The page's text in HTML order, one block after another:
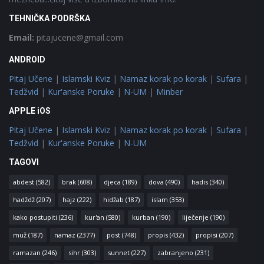
TEHNIČKA PODRŠKA
Email: pitajucene@gmail.com
ANDROID
Pitaj Učene | Islamski Kviz | Namaz korak po korak | Sufara |
Tedžvid | Kur'anske Poruke | N-UM | Minber
APPLE iOS
Pitaj Učene | Islamski Kviz | Namaz korak po korak | Sufara |
Tedžvid | Kur'anske Poruke | N-UM
TAGOVI
abdest (582) brak (608) djeca (189) dova (490) hadis (340)
hadždž (207) hajz (222) hidžab (187) islam (353)
kako postupiti (236) kur'an (580) kurban (190) liječenje (190)
muž (187) namaz (2377) post (748) propis (432) propisi (207)
ramazan (246) sihr (303) sunnet (227) zabranjeno (231)